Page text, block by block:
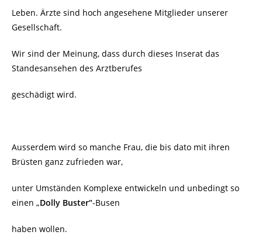
Leben. Ärzte sind hoch angesehene Mitglieder unserer
Gesellschaft.
Wir sind der Meinung, dass durch dieses Inserat das
Standesansehen des Arztberufes
geschädigt wird.
Ausserdem wird so manche Frau, die bis dato mit ihren
Brüsten ganz zufrieden war,
unter Umständen Komplexe entwickeln und unbedingt so
einen „Dolly Buster“-Busen
haben wollen.